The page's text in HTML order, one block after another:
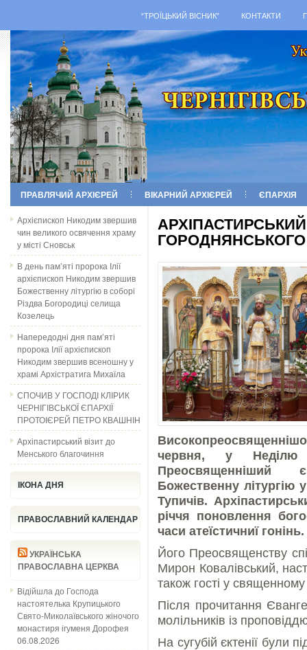
“ТРОЇЦЬКИЙ ВІСНИК” КОНТАКТИ
ПРАВЛЯЧИЙ АРХІЄРЕЙ ВІКАРНИЙ АРХІЄРЕЙ ЄПАРХІЯ
Архієпископ Никодим звершив
чин великого освячення храму
у місті Сновськ
В день пам’яті пророка Ілії
архієпископ Никодим звершив
Божественну літургію в соборі
Різдва Богородиці селища
Козелець
Напередодні дня пам’яті
пророка Ілії архієпископ
Никодим звершив всеношну у
храмі Архістратига Михаїла
СПОЧИВ У ГОСПОДІ КЛІРИК
ЧЕРНІГІВСЬКОЇ ЄПАРХІЇ
ПРОТОІЄРЕЙ ПЕТРО КВАШНІН
Архіпастирський візит до
Менського благочиння
ІКОНА ДНЯ
ПРАВОСЛАВНИЙ КАЛЕНДАР
УКРАЇНСЬКА
ПРАВОСЛАВНА ЦЕРКВА
Відійшла до Господа
настоятелька Крупицького
Свято-Миколаївського жіночого
монастиря ігуменя Дорофея
06.08.2026
червня, у Неділю
Преосвященніший
Божественну літургію
Тупичів.
річчя поновлення
часи атеїстичниї гонінь.
Його Преосвященству
Мирон Ковалівський,
також гості у священному
Після прочитання
молільників із
На сугубій єктенії були